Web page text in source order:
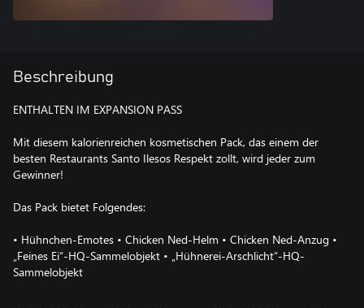
Beschreibung
ENTHALTEN IM EXPANSION PASS
Mit diesem kalorienreichen kosmetischen Pack, das einem der
besten Restaurants Santo Ilesos Respekt zollt, wird jeder zum
Gewinner!
Das Pack bietet Folgendes:
• Hühnchen-Emotes • Chicken Ned-Helm • Chicken Ned-Anzug •
„Feines Ei“-HQ-Sammelobjekt • „Hühnerei-Arschlicht“-HQ-
Sammelobjekt